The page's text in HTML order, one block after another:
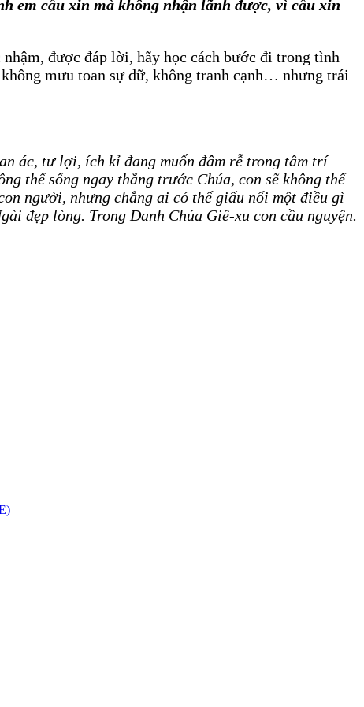
em cầu xin mà không nhận lãnh được, vì cầu xin
được đáp lời, hãy học cách bước đi trong tình
mưu toan sự dữ, không tranh cạnh… nhưng trái
ác, tư lợi, ích kỉ đang muốn đâm rễ trong tâm trí
thể sống ngay thẳng trước Chúa, con sẽ không thể
người, nhưng chẳng ai có thể giấu nổi một điều gì
đẹp lòng. Trong Danh Chúa Giê-xu con cầu nguyện.